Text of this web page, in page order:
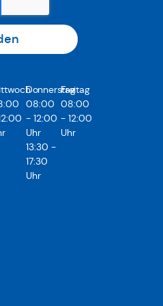
Donnerstag
08:00
- 12:00
Uhr
13:30 -
17:30
Uhr
Freitag
08:00
- 12:00
Uhr